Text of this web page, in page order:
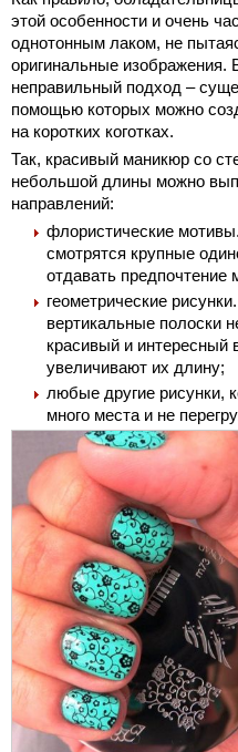
этой особенности и очень
однотонным лаком, не
оригинальные изображения.
неправильный подход –
помощью которых можно
на коротких коготках.
Так, красивый маникюр со
небольшой длины можно
направлений:
флористические
смотрятся крупные
отдавать предпочтение
геометрические
вертикальные полоски
красивый и интересный
увеличивают их длину;
любые другие рисунки,
много места и не